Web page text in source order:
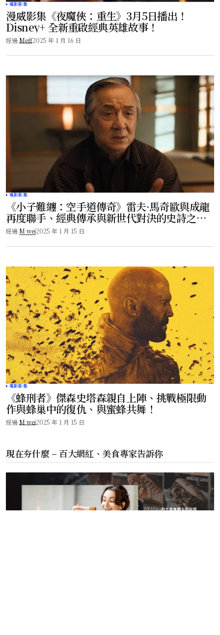
電影影集
漫威影集《夜魔俠：重生》3月5日播出！
Disney+ 全新重啟經典英雄故事！
經過 Meff2025 年 1 月 16 日
電影影集
《小子難纏：空手道傳奇》雷夫·馬奇歐與成龍
再度聯手、經典傳承與新世代對決的史詩之
戰！
經過 M wei2025 年 1 月 15 日
電影影集
《蜂刑者》傑森史塔森親自上陣、挑戰極限動
作與蜂巢中的復仇、與蜜蜂共舞！
經過 M wei2025 年 1 月 15 日
現在夯什麼 – 百大網紅、美食專家告訴你